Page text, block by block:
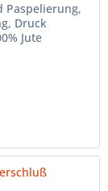
Paspelierung,
Druck
Jute